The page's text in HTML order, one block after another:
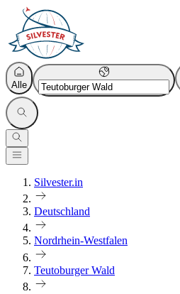
Alle
Silvester.in
Deutschland
Nordrhein-Westfalen
Teutoburger Wald